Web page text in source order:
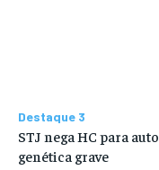
Destaque 3
STJ nega HC para
genética grave